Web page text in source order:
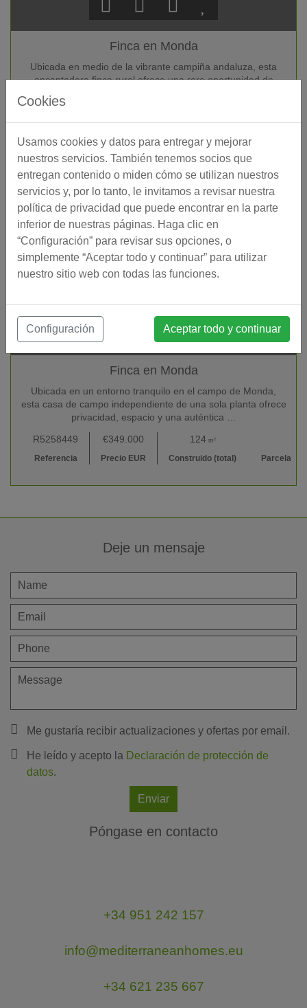
Finca en Monda
Ubicada en medio de la vibrante campiña andaluza, esta
encantadora finca rural ofrece una rara oportunidad de
RESERVADO VIRTUAL TOUR
Finca en Monda
Ubicada en un entorno tranquilo en el campo de Monda,
esta casa de campo independiente de una sola planta ofrece
privacidad, espacio y una auténtica …
R5258449
Referencia
€349.000
Precio EUR
124 m²
Construido (total) Parcela
Deje un mensaje
Me gustaría recibir actualizaciones y ofertas por email.
He leído y acepto la Declaración de protección de
datos.
Enviar
Póngase en contacto
+34 951 242 157
info@mediterraneanhomes.eu
+34 621 235 667
Cookies
Usamos cookies y datos para entregar y mejorar
nuestros servicios. También tenemos socios que
entregan contenido o miden cómo se utilizan nuestros
servicios y, por lo tanto, le invitamos a revisar nuestra
política de privacidad que puede encontrar en la parte
inferior de nuestras páginas. Haga clic en
“Configuración” para revisar sus opciones, o
simplemente “Aceptar todo y continuar” para utilizar
nuestro sitio web con todas las funciones.
Configuración Aceptar todo y continuar